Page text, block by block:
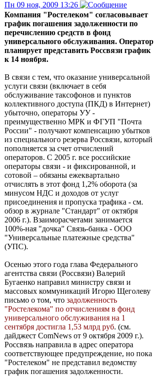
Пн 09 ноя, 2009 13:26
Компания "Ростелеком" согласовывает
график погашения задолженности по
перечислению средств в фонд
универсального обслуживания. Оператор
планирует представить Россвязи график
к 14 ноября.
В связи с тем, что оказание универсальной
услуги связи (включает в себя
обслуживание таксофонов и пунктов
коллективного доступа (ПКД) в Интернет)
убыточно, операторы УУ -
преимущественно МРК и ФГУП "Почта
России" - получают компенсацию убытков
из специального резерва Россвязи, который
пополняется за счет отчислений
операторов. С 2005 г. все российские
операторы связи - и фиксированной, и
сотовой – обязаны ежеквартально
отчислять в этот фонд 1,2% оборота (за
минусом НДС и доходов от услуг
присоединения и пропуска трафика - см.
обзор в журнале "Стандарт" от октября
2006 г.). Взаиморасчетами занимается
100%-ная "дочка" Связь-банка - ООО
"Универсальные платежные средства"
(УПС).
Осенью этого года глава Федерального
агентства связи (Россвязи) Валерий
Бугаенко направил министру связи и
массовых коммуникаций Игорю Щеголеву
письмо о том, что задолженность
"Ростелекома" по отчислениям в фонд
универсального обслуживания на 1
сентября достигла 1,53 млрд руб. (см.
дайджест ComNews от 9 октября 2009 г.).
Россвязь направила в адрес оператора
соответствующее предупреждение, но пока
"Ростелеком" не представил ведомству
график погашения задолженности.